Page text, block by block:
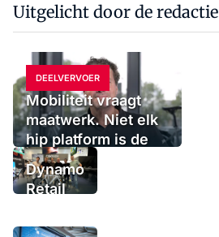
Uitgelicht door de redactie
DEELVERVOER
Mobiliteit vraagt
maatwerk. Niet elk
hip platform is de
oplossing
Dynamo
Retail
voegt